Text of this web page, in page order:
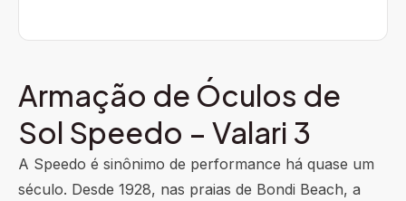
Armação de Óculos de
Sol Speedo – Valari 3
A Speedo é sinônimo de performance há quase um
século. Desde 1928, nas praias de Bondi Beach, a